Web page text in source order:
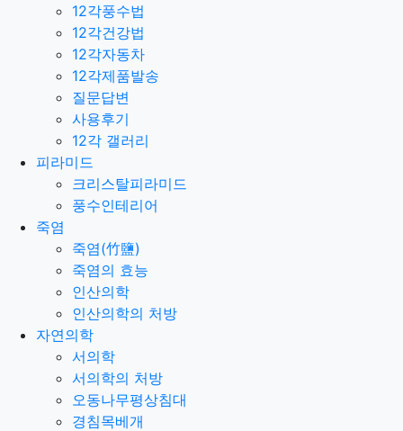
12각풍수법
12각건강법
12각자동차
12각제품발송
질문답변
사용후기
12각 갤러리
피라미드
크리스탈피라미드
풍수인테리어
죽염
죽염(竹鹽)
죽염의 효능
인산의학
인산의학의 처방
자연의학
서의학
서의학의 처방
오동나무평상침대
경침목베개